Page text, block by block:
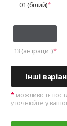
01 (білий)
13 (антрацит)
Інші
можливість
уточнюйте у